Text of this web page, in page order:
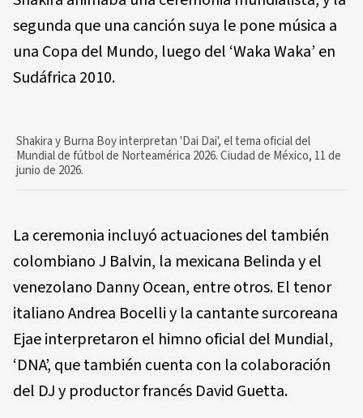
segunda que una canción suya le pone música a
una Copa del Mundo, luego del ‘Waka Waka’ en
Sudáfrica 2010.
Shakira y Burna Boy interpretan 'Dai Dai', el tema oficial del
Mundial de fútbol de Norteamérica 2026. Ciudad de México, 11 de
junio de 2026.
La ceremonia incluyó actuaciones del también
colombiano J Balvin, la mexicana Belinda y el
venezolano Danny Ocean, entre otros. El tenor
italiano Andrea Bocelli y la cantante surcoreana
Ejae interpretaron el himno oficial del Mundial,
‘DNA’, que también cuenta con la colaboración
del DJ y productor francés David Guetta.